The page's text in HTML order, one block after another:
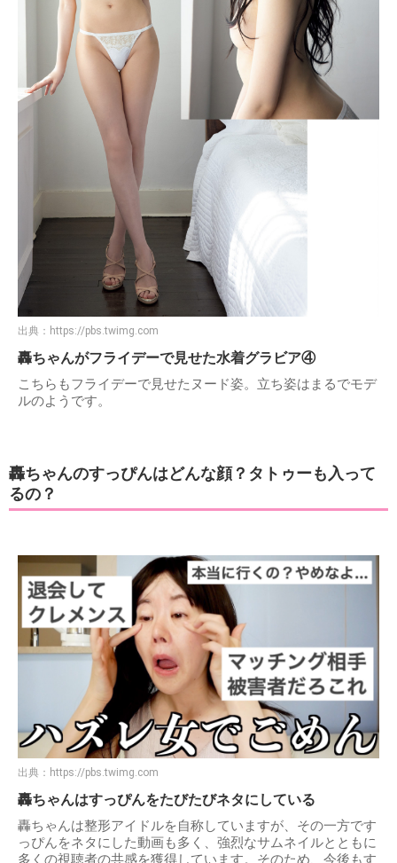
出典： https://pbs.twimg.com
轟ちゃんがフライデーで見せた水着グラビア④
こちらもフライデーで見せたヌード姿。立ち姿はまるでモデ
ルのようです。
轟ちゃんのすっぴんはどんな顔？タトゥーも入って
るの？
出典： https://pbs.twimg.com
轟ちゃんはすっぴんをたびたびネタにしている
轟ちゃんは整形アイドルを自称していますが、その一方です
っぴんをネタにした動画も多く、強烈なサムネイルとともに
多くの視聴者の共感を獲得しています。そのため、今後もす